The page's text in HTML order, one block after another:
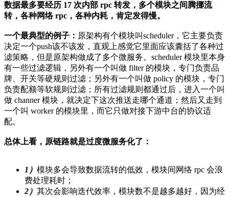
数据最多要经历 17 次内部 rpc 转发，多个模块之间腾挪流
转，各种网络 rpc，各种内耗，肯定发得慢。
一个最典型的例子： 原架构有个模块叫scheduler，它主要负责
决定一个push该不该发，直观上感觉它里面应该囊括了各种过
滤策略，但是原架构做成了多个微服务。scheduler 模块里本身
有一些过滤逻辑，另外有一个叫做 filter 的模块，专门负责品
牌、开关等硬规则过滤；另外有一个叫做 policy 的模块，专门
负责配额等软规则过滤；所有过滤规则都通过后，进入一个叫
做 channer 模块，就决定下这次推送走哪个通道；然后又走到
一个叫 worker 的模块里，而它只做对接下游中台的协议适
配。
总体上看，原链路就是过度微服务化了：
1） 模块多会导致数据流转的低效，模块间网络 rpc 会浪
费处理耗时；
2） 其次会影响迭代效率，模块数不是越多越好，因为经